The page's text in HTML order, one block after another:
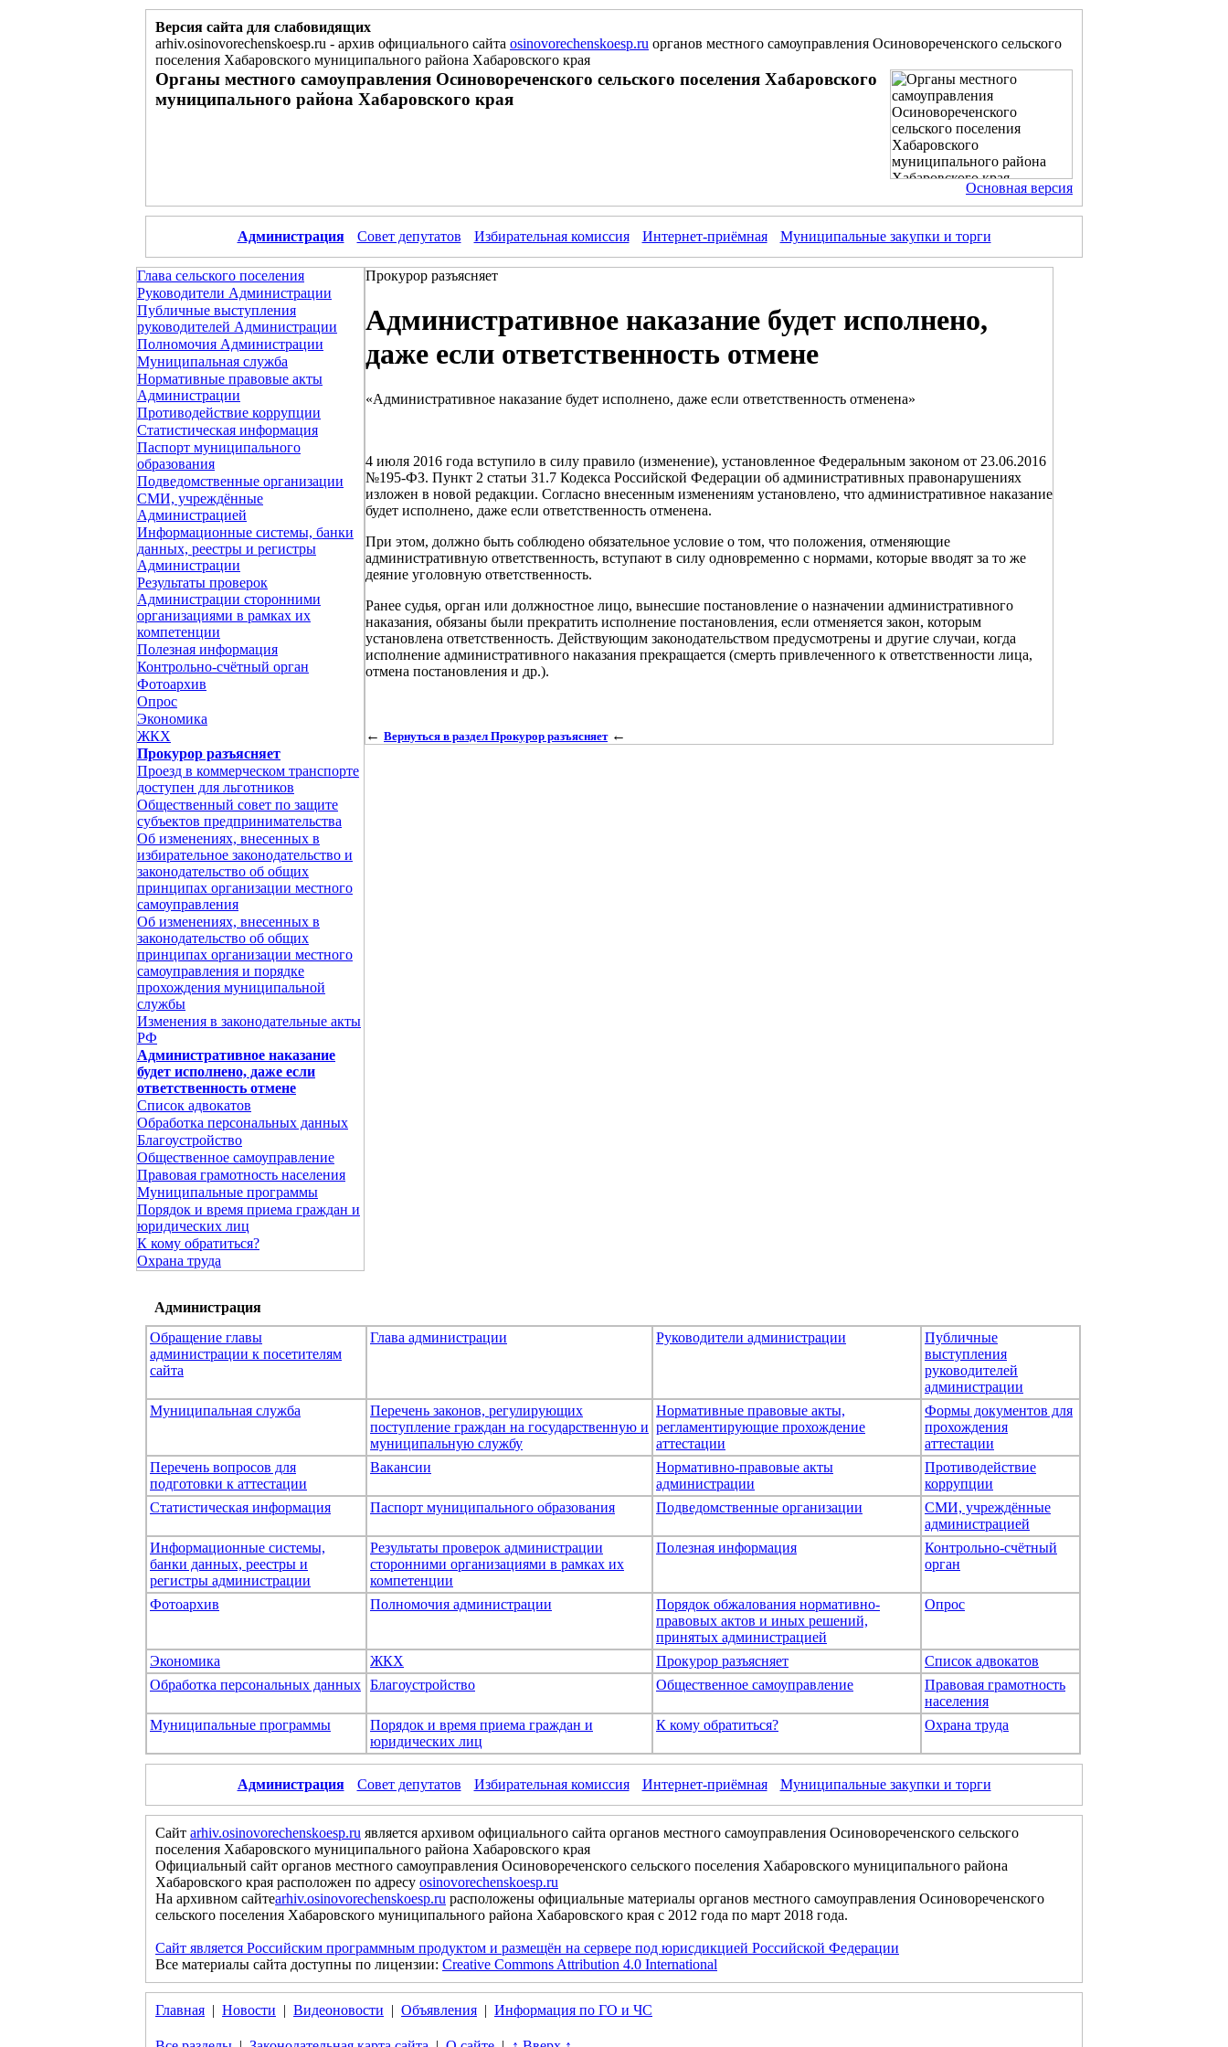
Версия сайта для слабовидящих
arhiv.osinovorechenskoesp.ru - архив официального сайта osinovorechenskoesp.ru органов местного самоуправления Осиновореченского сельского
поселения Хабаровского муниципального района Хабаровского края
Органы местного самоуправления Осиновореченского сельского поселения Хабаровского
муниципального района Хабаровского края
Основная версия
Администрация Совет депутатов Избирательная комиссия Интернет-приёмная Муниципальные закупки и торги
Глава сельского поселения
Руководители Администрации
Публичные выступления
руководителей Администрации
Полномочия Администрации
Муниципальная служба
Нормативные правовые акты
Администрации
Противодействие коррупции
Статистическая информация
Паспорт муниципального
образования
Подведомственные организации
СМИ, учреждённые
Администрацией
Информационные системы, банки
данных, реестры и регистры
Администрации
Результаты проверок
Администрации сторонними
организациями в рамках их
компетенции
Полезная информация
Контрольно-счётный орган
Фотоархив
Опрос
Экономика
ЖКХ
Прокурор разъясняет
Проезд в коммерческом транспорте
доступен для льготников
Общественный совет по защите
субъектов предпринимательства
Об изменениях, внесенных в
избирательное законодательство и
законодательство об общих
принципах организации местного
самоуправления
Об изменениях, внесенных в
законодательство об общих
принципах организации местного
самоуправления и порядке
прохождения муниципальной
службы
Изменения в законодательные акты
РФ
Административное наказание
будет исполнено, даже если
ответственность отмене
Список адвокатов
Обработка персональных данных
Благоустройство
Общественное самоуправление
Правовая грамотность населения
Муниципальные программы
Порядок и время приема граждан и
юридических лиц
К кому обратиться?
Охрана труда
Прокурор разъясняет
Административное наказание будет исполнено,
даже если ответственность отмене
«Административное наказание будет исполнено, даже если ответственность отменена»
4 июля 2016 года вступило в силу правило (изменение), установленное Федеральным законом от 23.06.2016
№195-ФЗ. Пункт 2 статьи 31.7 Кодекса Российской Федерации об административных правонарушениях
изложен в новой редакции. Согласно внесенным изменениям установлено, что административное наказание
будет исполнено, даже если ответственность отменена.
При этом, должно быть соблюдено обязательное условие о том, что положения, отменяющие
административную ответственность, вступают в силу одновременно с нормами, которые вводят за то же
деяние уголовную ответственность.
Ранее судья, орган или должностное лицо, вынесшие постановление о назначении административного
наказания, обязаны были прекратить исполнение постановления, если отменяется закон, которым
установлена ответственность. Действующим законодательством предусмотрены и другие случаи, когда
исполнение административного наказания прекращается (смерть привлеченного к ответственности лица,
отмена постановления и др.).
← Вернуться в раздел Прокурор разъясняет←
Администрация
Обращение главы
администрации к посетителям
сайта
Глава администрации Руководители администрации
Публичные
выступления
руководителей
администрации
Муниципальная служба
Перечень законов, регулирующих
поступление граждан на государственную и
муниципальную службу
Нормативные правовые акты,
регламентирующие прохождение
аттестации
Формы документов для
прохождения
аттестации
Перечень вопросов для
подготовки к аттестации
Вакансии
Нормативно-правовые акты
администрации
Противодействие
коррупции
Статистическая информация
Паспорт муниципального образования Подведомственные организации
СМИ, учреждённые
администрацией
Информационные системы,
банки данных, реестры и
регистры администрации
Результаты проверок администрации
сторонними организациями в рамках их
компетенции
Полезная информация
Контрольно-счётный
орган
Фотоархив Полномочия администрации
Порядок обжалования нормативно-
правовых актов и иных решений,
принятых администрацией
Опрос
Экономика ЖКХ Прокурор разъясняет
Список адвокатов
Обработка персональных данных Благоустройство Общественное самоуправление
Правовая грамотность
населения
Муниципальные программы
Порядок и время приема граждан и
юридических лиц
К кому обратиться? Охрана труда
Администрация Совет депутатов Избирательная комиссия Интернет-приёмная Муниципальные закупки и торги
Сайт arhiv.osinovorechenskoesp.ru является архивом официального сайта органов местного самоуправления Осиновореченского сельского
поселения Хабаровского муниципального района Хабаровского края
Официальный сайт органов местного самоуправления Осиновореченского сельского поселения Хабаровского муниципального района
Хабаровского края расположен по адресу osinovorechenskoesp.ru
На архивном сайтеarhiv.osinovorechenskoesp.ru расположены официальные материалы органов местного самоуправления Осиновореченского
сельского поселения Хабаровского муниципального района Хабаровского края с 2012 года по март 2018 года.
Сайт является Российским программным продуктом и размещён на сервере под юрисдикцией Российской Федерации
Все материалы сайта доступны по лицензии: Creative Commons Attribution 4.0 International
Главная | Новости | Видеоновости | Объявления | Информация по ГО и ЧС